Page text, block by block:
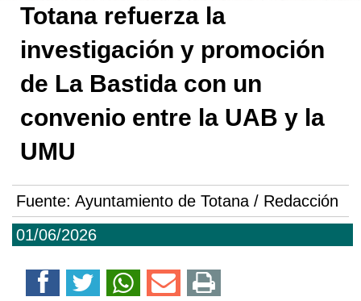
01/06/2026
Totana refuerza la
investigación y promoción
de La Bastida con un
convenio entre la UAB y la
UMU
Fuente: Ayuntamiento de Totana / Redacción